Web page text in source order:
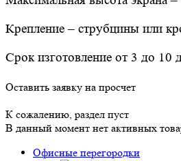
Крепление – струбцины или
Срок изготовление от 3 до 10
Оставить заявку на просчет
К сожалению, раздел пуст
В данный момент нет активных
Офисные перегородки